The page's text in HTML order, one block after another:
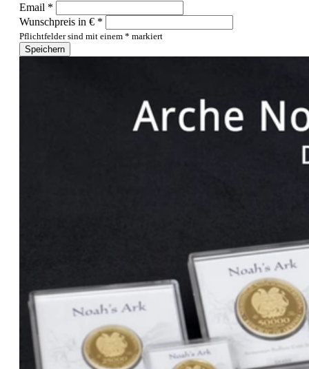
Email *
Wunschpreis in € *
Pflichtfelder sind mit einem * markiert
Speichern